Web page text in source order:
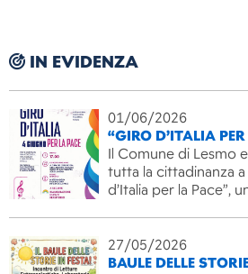
IN EVIDENZA
01/06/2026
“GIRO D’ITALIA
Il Comune di Lesmo
tutta la cittadinanza
d’Italia per la Pace”,
27/05/2026
BAULE DELLE